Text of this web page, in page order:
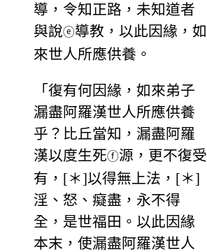
導，令知正路，未知道者
與說ⓔ導教，以此因緣，如
來世人所應供養。
「復有何因緣，如來弟子
漏盡阿羅漢世人所應供養
乎？比丘當知，漏盡阿羅
漢以度生死ⓕ源，更不復受
有，[＊]以得無上法，[＊]
淫、怒、癡盡，永不得
全，是世福田。以此因緣
本末，使漏盡阿羅漢世人